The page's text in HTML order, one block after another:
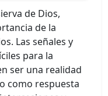
de Dios,
de la
Las señales y
para la
ser una realidad
como respuesta